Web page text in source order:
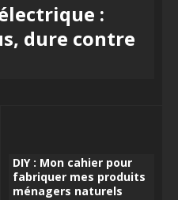
:
dure contre
DIY : Mon cahier pour
fabriquer mes produits
ménagers naturels